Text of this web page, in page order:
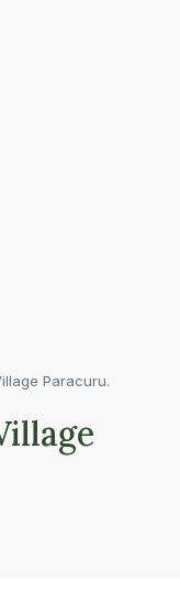
Paracuru.